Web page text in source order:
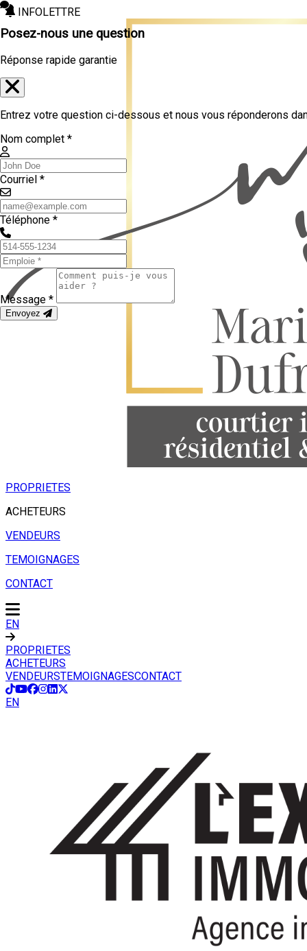
INFOLETTRE
PROPRIETES
ACHETEURS
VENDEURS
TEMOIGNAGES
CONTACT
EN
PROPRIETES
ACHETEURS
VENDEURSTEMOIGNAGESCONTACT
EN
Posez-nous une question
Réponse rapide garantie
Entrez votre question ci-dessous et nous vous réponderons
Nom complet *
Courriel *
Téléphone *
Message *
Envoyez